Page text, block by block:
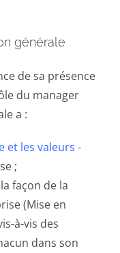
générale
de sa présence
du manager
a :
et les valeurs -
;
façon de la
(Mise en
à-vis des
dans son